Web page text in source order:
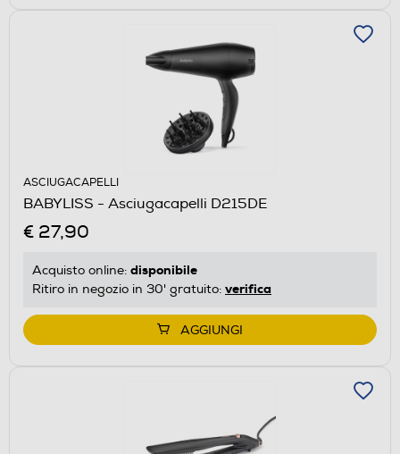
ASCIUGACAPELLI
BABYLISS - Asciugacapelli D215DE
€ 27,90
Acquisto online: disponibile
Ritiro in negozio in 30' gratuito: verifica
AGGIUNGI